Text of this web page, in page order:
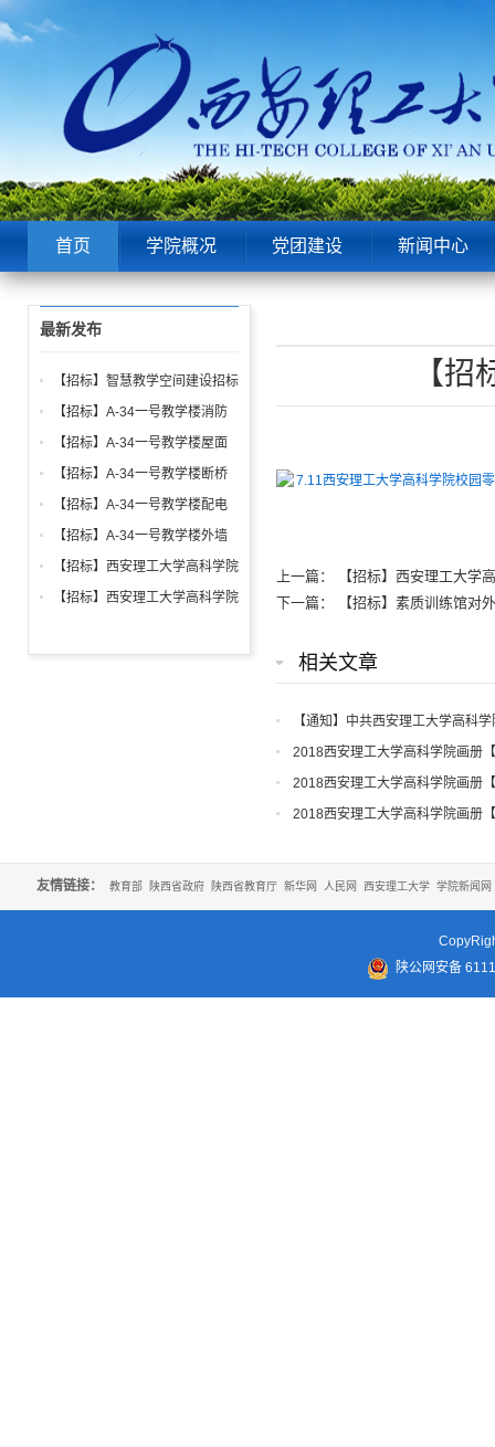
首页 学院概况 党团建设 新闻中心
【
7.11西安理工大学高科学院校园
上一篇：
【招标】西安理工大学
下一篇：
【招标】素质训练馆对
相关文章
【通知】中共西安理工大学高科
知
2018西安理工大学高科学院画册
2018西安理工大学高科学院画册
2018西安理工大学高科学院画册
最新发布
【招标】智慧教学空间建设招标
公告
【招标】A-34一号教学楼消防
给水、电气、通风系统与防火门
调试工程招标公告
【招标】A-34一号教学楼屋面
找坡层及保温层工程招标公告
【招标】A-34一号教学楼断桥
铝合金窗深化设计、制作安装招
标公告
【招标】A-34一号教学楼配电
箱、柜采购招标文件
【招标】A-34一号教学楼外墙
保温及饰面工程招标公告
【招标】西安理工大学高科学院
2026年新生床上用品招标公告
【招标】西安理工大学高科学院
友情链接： 教育部 陕西省政府 陕西省教育厅 新华网 人民网 西安理工大学 学院新闻网
陕公网安备